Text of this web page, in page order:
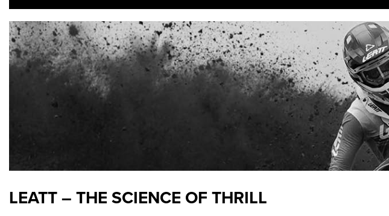
LEATT – THE SCIENCE OF THRILL